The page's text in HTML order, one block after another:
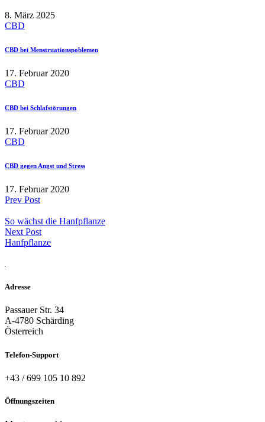
8. März 2025
CBD
CBD bei Menstruationspoblemen
17. Februar 2020
CBD
CBD bei Schlafstörungen
17. Februar 2020
CBD
CBD gegen Angst und Stress
17. Februar 2020
Prev Post
So wächst die Hanfpflanze
Next Post
Hanfpflanze
Adresse
Passauer Str. 34
A-4780 Schärding
Österreich
Telefon-Support
+43 / 699 105 10 892
Öffnungszeiten